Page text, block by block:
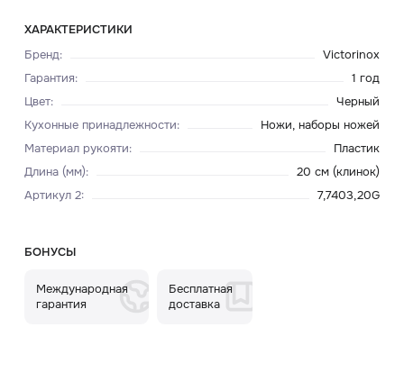
ХАРАКТЕРИСТИКИ
Бренд:
Victorinox
Гарантия:
1 год
Цвет:
Черный
Кухонные принадлежности:
Ножи, наборы ножей
Материал рукояти:
Пластик
Длина (мм):
20 см (клинок)
Артикул 2: 7,7403,20G
БОНУСЫ
Международная
гарантия
Бесплатная
доставка